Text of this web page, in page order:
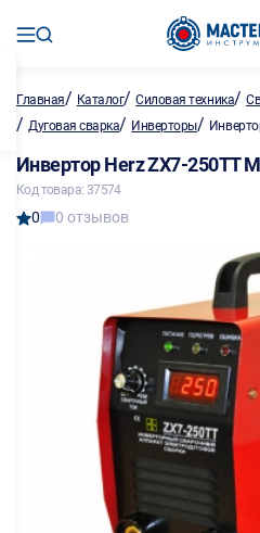
Главная/ Каталог/Силовая техника/
/ Дуговая сварка/ Инверторы/
Инвертор Herz ZX7-250ТТ
Код товара: 37574
0 0 отзывов